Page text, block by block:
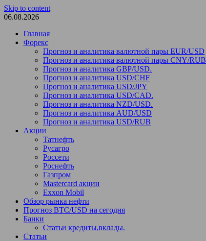
Skip to content
06.08.2026
Главная
Форекс
Прогноз и аналитика валютной пары EUR/USD
Прогноз и аналитика валютной пары CNY/RUB
Прогноз и аналитика GBP/USD.
Прогноз и аналитика USD/CHF
Прогноз и аналитика USD/JPY
Прогноз и аналитика USD/CAD.
Прогноз и аналитика NZD/USD.
Прогноз и аналитика AUD/USD
Прогноз и аналитика USD/RUB
Акции
Татнефть
Русагро
Россети
Роснефть
Газпром
Mastercard акции
Exxon Mobil
Обзор рынка нефти
Прогноз BTC/USD на сегодня
Банки
Статьи кредиты,вклады.
Статьи